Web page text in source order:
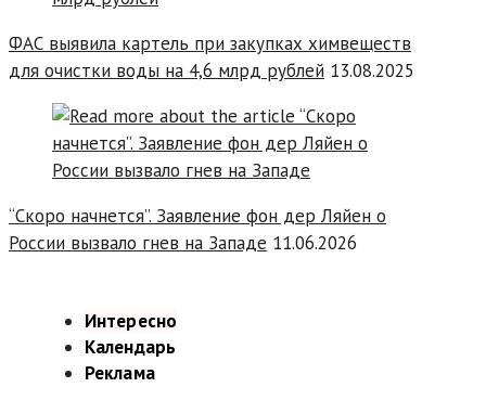
ФАС выявила картель при закупках химвеществ
для очистки воды на 4,6 млрд рублей 13.08.2025
“Скоро начнется”. Заявление фон дер Ляйен о
России вызвало гнев на Западе 11.06.2026
Интересно
Календарь
Реклама